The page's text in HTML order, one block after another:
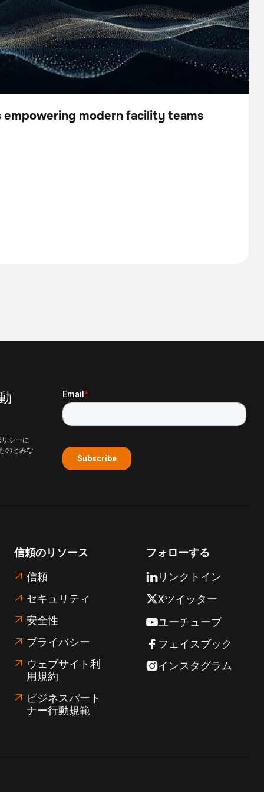
empowering modern facility teams
シーに
のとみな
信頼のリソース
 信頼
 セキュリティ
 安全性
 プライバシー
 ウェブサイト利
用規約

ビジネスパート
ナー行動規範
フォローする
 リンクトイン
Xツイッター
ユーチューブ
 フェイスブック
インスタグラム